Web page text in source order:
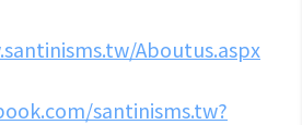
Aboutus.aspx
santinisms.tw?